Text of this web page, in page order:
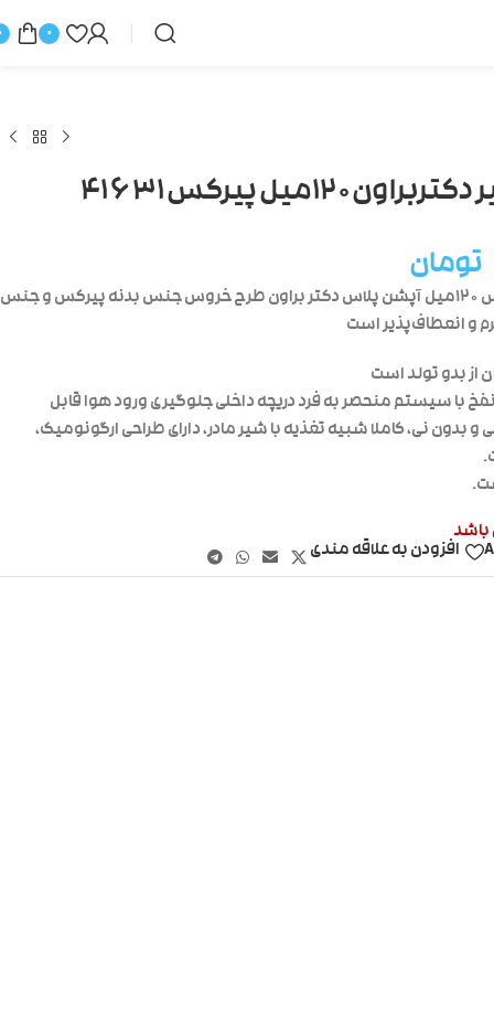
0
شیشه شیر دکتربراون۱۲۰میل پیرکس۴۱۶۳۱
تومان
شیشه شیر پیرکس ۱۲۰میل آپشن پلاس دکتر براون طرح خروس جنس بدنه پیرکس و جنس
و انعطاف‌پذیر است
از بدو تولد است
با سیستم منحصر به فرد دریچه داخلی جلوگیری ورود هوا قابل
و بدون نی، کاملا شبیه تغذیه با شیر مادر، دارای طراحی ارگونومیک،
باشد
افزودن به علاقه مندی